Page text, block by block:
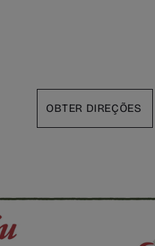
OBTER DIREÇÕES